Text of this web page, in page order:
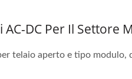
DC Per Il Settore
telaio aperto e tipo modulo,